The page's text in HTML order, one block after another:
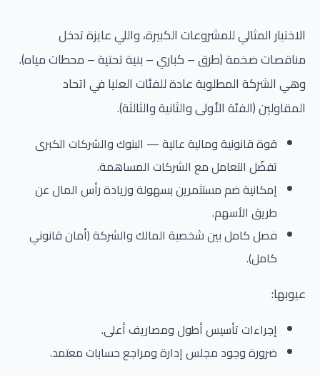
الاختيار المثالي للمشروعات الكبيرة، واللي عايزة تدخل
مناقصات ضخمة (طرق – كباري – بنية تحتية – محطات مياه).
وهي الشركة المطلوبة عادة للفئات العليا في اتحاد
المقاولين (الفئة الأولى والثانية والثالثة).
قوة قانونية ومالية عالية — البنوك والشركات الكبرى
تفضّل التعامل مع الشركات المساهمة.
إمكانية ضم مستثمرين بسهولة وزيادة رأس المال عن
طريق الأسهم.
فصل كامل بين شخصية المالك والشركة (أمان قانوني
كامل).
عيوبها:
إجراءات تأسيس أطول ومصاريف أعلى.
ضرورة وجود مجلس إدارة ومراجع حسابات معتمد.